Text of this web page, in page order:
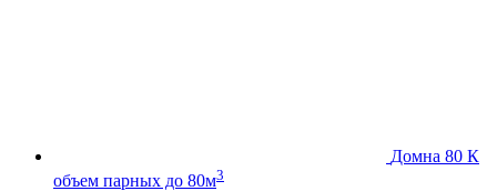
Домна 80 К
объем парных до 80м3